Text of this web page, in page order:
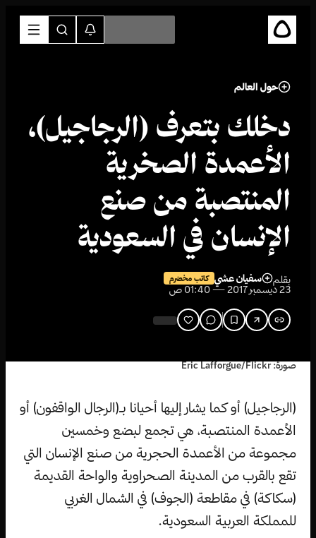
حول العالم
دخلك بتعرف (الرجاجيل)،
الأعمدة الصخرية
المنتصبة من صنع
الإنسان في السعودية
بقلم سفيان عشي كاتب مخضرم
23 ديسمبر 2017 — 01:40 ص
صورة: Eric Lafforgue/Flickr
(الرجاجيل) أو كما يشار إليها أحيانا بـ(الرجال الواقفون) أو
الأعمدة المنتصبة، هي تجمع لبضع وخمسين
مجموعة من الأعمدة الحجرية من صنع الإنسان التي
تقع بالقرب من المدينة الصحراوية والواحة القديمة
(سكاكة) في مقاطعة (الجوف) في الشمال الغربي
للمملكة العربية السعودية.